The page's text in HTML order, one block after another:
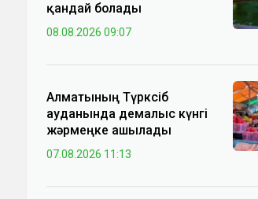
қандай болады
08.08.2026 09:07
Алматының Түрксіб
ауданында демалыс күнгі
жәрмеңке ашылады
07.08.2026 11:13